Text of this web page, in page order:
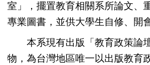
室」，擺置教育相關系所論文、
專業圖書，並供大學生自修、開
本系現有出版「教育政策論
物，為台灣地區唯一以出版教育